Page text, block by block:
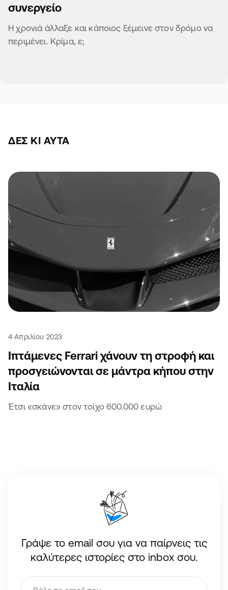
συνεργείο
Η χρονιά άλλαξε και κάποιος ξέμεινε στον δρόμο να
περιμένει. Κρίμα, ε;
ΔΕΣ ΚΙ ΑΥΤΆ
4 Απριλίου 2023
Ιπτάμενες Ferrari χάνουν τη στροφή και
προσγειώνονται σε μάντρα κήπου στην
Ιταλία
Έτσι «σκάνε» στον τοίχο 600.000 ευρώ
Γράψε το email σου για να παίρνεις τις
καλύτερες ιστορίες στο inbox σου.